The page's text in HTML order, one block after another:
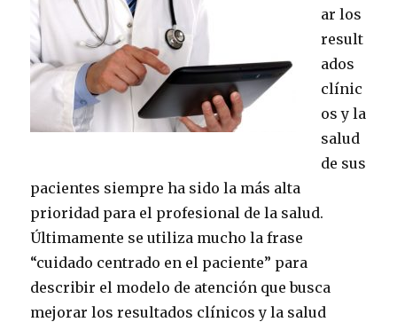
ar los
result
ados
clínic
os y la
salud
de sus
pacientes siempre ha sido la más alta
prioridad para el profesional de la salud.
Últimamente se utiliza mucho la frase
“cuidado centrado en el paciente” para
describir el modelo de atención que busca
mejorar los resultados clínicos y la salud